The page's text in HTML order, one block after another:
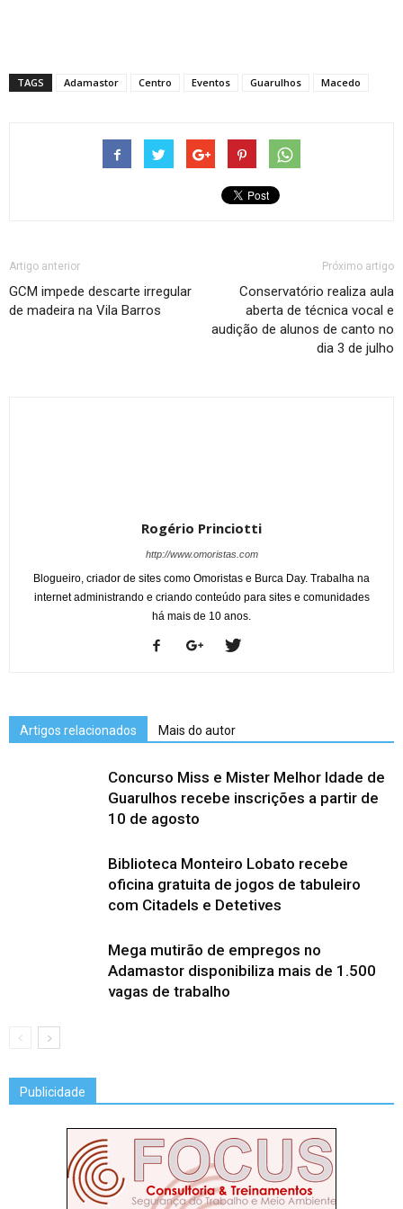
TAGS Adamastor Centro Eventos Guarulhos Macedo
Artigo anterior
GCM impede descarte irregular
de madeira na Vila Barros
Próximo artigo
Conservatório realiza aula
aberta de técnica vocal e
audição de alunos de canto no
dia 3 de julho
Rogério Princiotti
http://www.omoristas.com
Blogueiro, criador de sites como Omoristas e Burca Day. Trabalha na
internet administrando e criando conteúdo para sites e comunidades
há mais de 10 anos.
Artigos relacionados Mais do autor
Concurso Miss e Mister Melhor Idade de
Guarulhos recebe inscrições a partir de
10 de agosto
Biblioteca Monteiro Lobato recebe
oficina gratuita de jogos de tabuleiro
com Citadels e Detetives
Mega mutirão de empregos no
Adamastor disponibiliza mais de 1.500
vagas de trabalho
Publicidade